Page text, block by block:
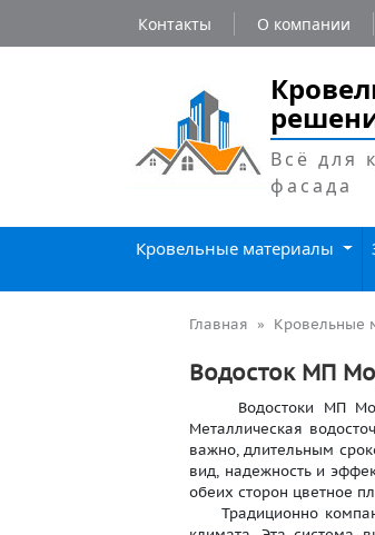
Контакты О компании
Всё для
фасада
Кровельные материалы
Главная Кровельные
Водосток МП
Водостоки МП
Металлическая
важно, длительным
вид, надежность и
обеих сторон цветное
Традиционно